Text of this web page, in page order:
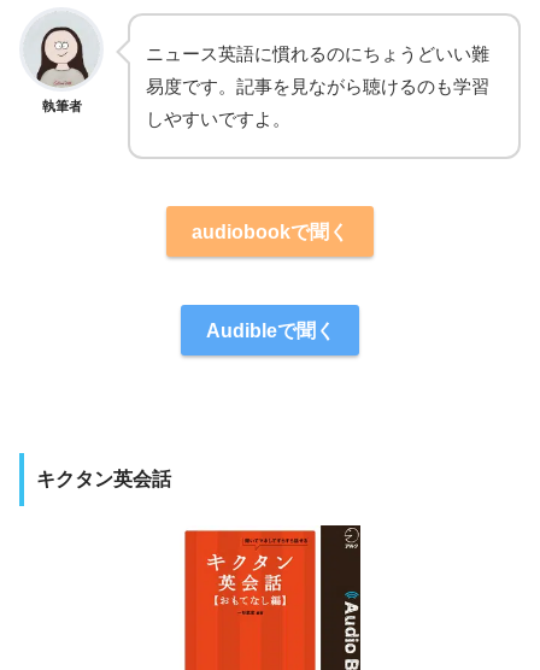
執筆者
ニュース英語に慣れるのにちょうどいい難
易度です。記事を見ながら聴けるのも学習
しやすいですよ。
audiobookで聞く
Audibleで聞く
キクタン英会話